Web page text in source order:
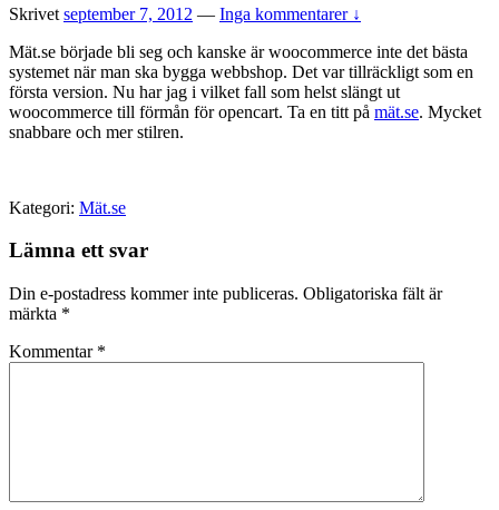
Skrivet september 7, 2012 — Inga kommentarer ↓
Mät.se började bli seg och kanske är woocommerce inte det bästa
systemet när man ska bygga webbshop. Det var tillräckligt som en
första version. Nu har jag i vilket fall som helst slängt ut
woocommerce till förmån för opencart. Ta en titt på mät.se. Mycket
snabbare och mer stilren.
Kategori: Mät.se
Lämna ett svar
Din e-postadress kommer inte publiceras. Obligatoriska fält är
märkta *
Kommentar *